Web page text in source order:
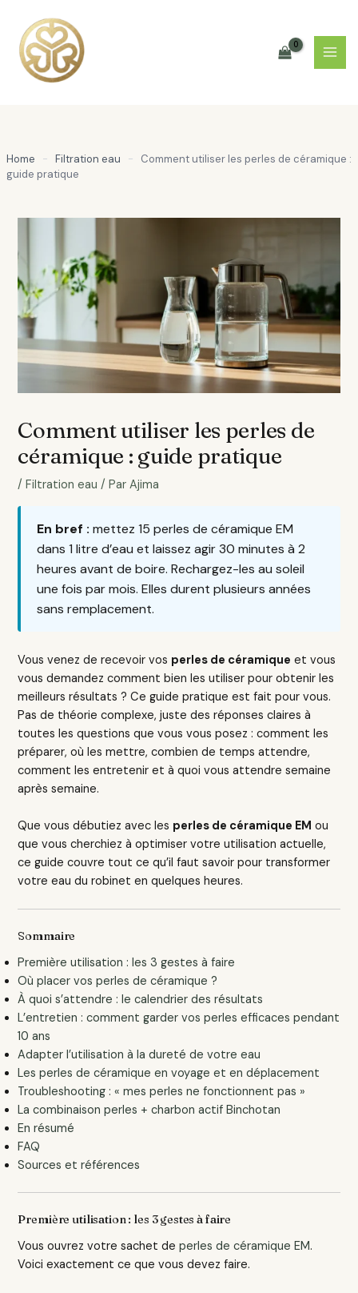
contenu
Home - Filtration eau -
Comment utiliser les perles de céramique :
guide pratique
Comment utiliser les perles de
céramique : guide pratique
/Filtration eau / ParAjima
En bref : mettez 15 perles de céramique EM
dans 1 litre d’eau et laissez agir 30 minutes à 2
heures avant de boire. Rechargez-les au soleil
une fois par mois. Elles durent plusieurs années
sans remplacement.
Vous venez de recevoir vos perles de céramique et vous
vous demandez comment bien les utiliser pour obtenir les
meilleurs résultats ? Ce guide pratique est fait pour vous.
Pas de théorie complexe, juste des réponses claires à
toutes les questions que vous vous posez : comment les
préparer, où les mettre, combien de temps attendre,
comment les entretenir et à quoi vous attendre semaine
après semaine.
Que vous débutiez avec les perles de céramique EM ou
que vous cherchiez à optimiser votre utilisation actuelle,
ce guide couvre tout ce qu’il faut savoir pour transformer
votre eau du robinet en quelques heures.
Sommaire
Première utilisation : les 3 gestes à faire
Où placer vos perles de céramique ?
À quoi s’attendre : le calendrier des résultats
L’entretien : comment garder vos perles efficaces pendant
10 ans
Adapter l’utilisation à la dureté de votre eau
Les perles de céramique en voyage et en déplacement
Troubleshooting : « mes perles ne fonctionnent pas »
La combinaison perles + charbon actif Binchotan
En résumé
FAQ
Sources et références
Première utilisation : les 3 gestes à faire
Vous ouvrez votre sachet deperles de céramique EM.
Voici exactement ce que vous devez faire.